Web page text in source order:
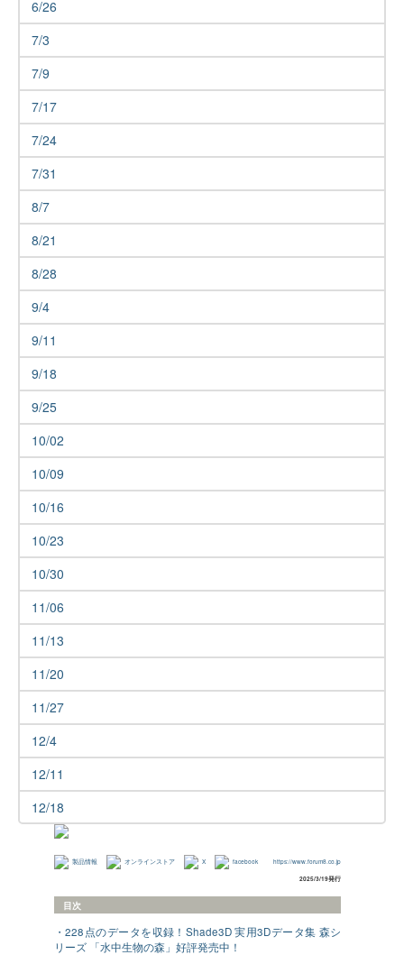
6/26
7/3
7/9
7/17
7/24
7/31
8/7
8/21
8/28
9/4
9/11
9/18
9/25
10/02
10/09
10/16
10/23
10/30
11/06
11/13
11/20
11/27
12/4
12/11
12/18
製品情報 オンラインストア X facebook https://www.forum8.co.jp
2025/3/19発行
目次
・228点のデータを収録！Shade3D 実用3Dデータ集 森シ
リーズ 「水中生物の森」好評発売中！